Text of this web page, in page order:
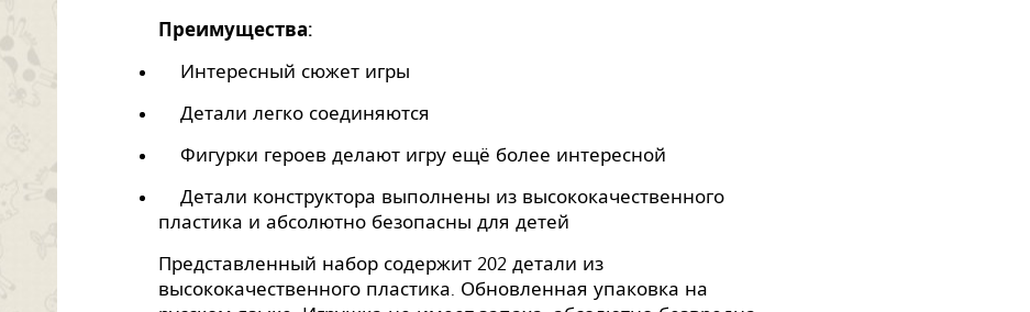
Преимущества:
Интересный сюжет игры
Детали легко соединяются
Фигурки героев делают игру ещё более интересной
Детали конструктора выполнены из высококачественного
пластика и абсолютно безопасны для детей
Представленный набор содержит 202 детали из
высококачественного пластика. Обновленная упаковка на